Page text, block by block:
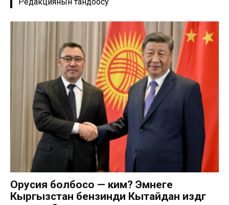
Орусия болбосо — ким? Эмнеге
Кыргызстан бензинди Кытайдан издөөгө